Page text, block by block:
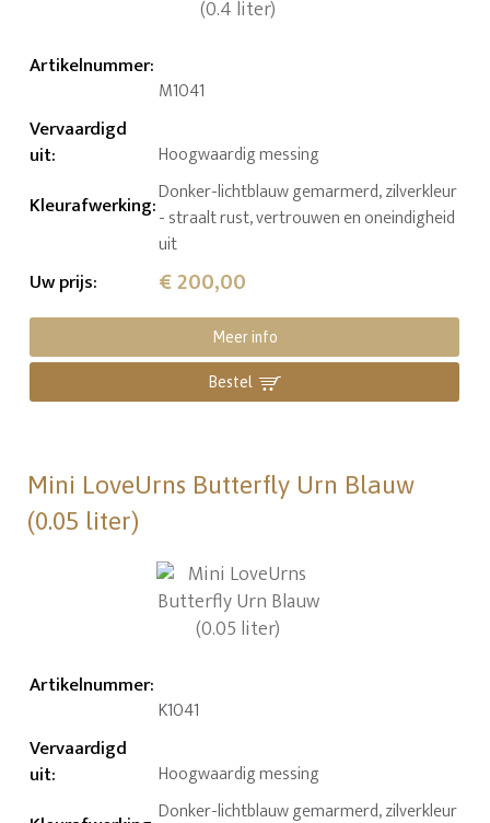
Artikelnummer:
M1041
Vervaardigd
uit: Hoogwaardig messing
Kleurafwerking:Donker-lichtblauw gemarmerd, zilverkleur
- straalt rust, vertrouwen en oneindigheid
uit
Uw prijs: € 200,00
Meer info
Bestel
Mini LoveUrns Butterfly Urn Blauw
(0.05 liter)
Artikelnummer:
K1041
Vervaardigd
uit: Hoogwaardig messing
Donker-lichtblauw gemarmerd, zilverkleur